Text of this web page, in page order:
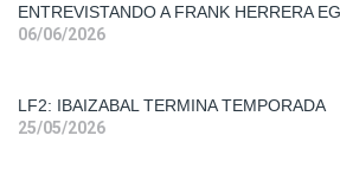
ENTREVISTANDO A FRANK HERRERA
06/06/2026
Liga
Femenina
LF2: IBAIZABAL TERMINA TEMPORADA
25/05/2026
Primera
Div.